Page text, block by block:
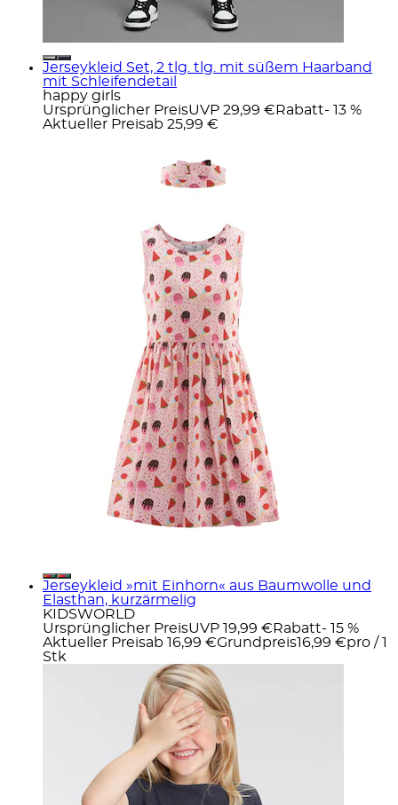
Jerseykleid Set, 2 tlg. tlg. mit süßem Haarband
mit Schleifendetail
happy girls
Ursprünglicher PreisUVP 29,99 € Rabatt- 13 %
Aktueller Preisab 25,99 €
Jerseykleid »mit Einhorn« aus Baumwolle und
Elasthan, kurzärmelig
KIDSWORLD
Ursprünglicher PreisUVP 19,99 € Rabatt- 15 %
Aktueller Preisab 16,99 €Grundpreis16,99 €pro / 1
Stk